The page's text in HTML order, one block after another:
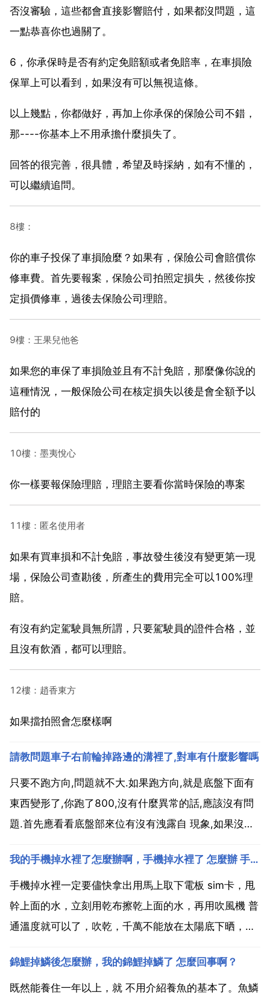
否沒審驗，這些都會直接影響賠付，如果都沒問題，這
一點恭喜你也過關了。
6，你承保時是否有約定免賠額或者免賠率，在車損險
保單上可以看到，如果沒有可以無視這條。
以上幾點，你都做好，再加上你承保的保險公司不錯，
那----你基本上不用承擔什麼損失了。
回答的很完善，很具體，希望及時採納，如有不懂的，
可以繼續追問。
8樓：
你的車子投保了車損險麼？如果有，保險公司會賠償你
修車費。首先要報案，保險公司拍照定損失，然後你按
定損價修車，過後去保險公司理賠。
9樓：王果兒他爸
如果您的車保了車損險並且有不計免賠，那麼像你說的
這種情況，一般保險公司在核定損失以後是會全額予以
賠付的
10樓：墨夷悅心
你一樣要報保險理賠，理賠主要看你當時保險的專案
11樓：匿名使用者
如果有買車損和不計免賠，事故發生後沒有變更第一現
場，保險公司查勘後，所產生的費用完全可以100%理
賠。
有沒有約定駕駛員無所謂，只要駕駛員的證件合格，並
且沒有飲酒，都可以理賠。
12樓：趙香東方
如果擋拍照會怎麼樣啊
請教問題車子右前輪掉路邊的溝裡了,對車有什麼影響嗎
只要不跑方向,問題就不大.如果跑方向,就是底盤下面有
東西變形了,你跑了800,沒有什麼異常的話,應該沒有問
題.首先應看看底盤部來位有沒有洩露自 現象,如果沒有
因為即使沒有漏油,外力也有可能對右側懸架產生變形,
導致前輪定位數值不對,如果以上所言都進行了...
我的手機掉水裡了怎麼辦啊，手機掉水裡了 怎麼辦 手機掉水裡解救
手機掉水裡一定要儘快拿出用馬上取下電板 sim卡，甩
幹上面的水，立刻用乾布擦乾上面的水，再用吹風機 普
通溫度就可以了，吹乾，千萬不能放在太陽底下晒，更
可用家用電風扇吹一上午 保證你的手機在第二天可正常
開機，如果你的手機在水裡泡了十分鐘以上，還是取下
錦鯉掉鱗後怎麼辦，我的錦鯉掉鱗了 怎麼回事啊？
既然能養住一年以上，就 不用介紹養魚的基本了。魚鱗